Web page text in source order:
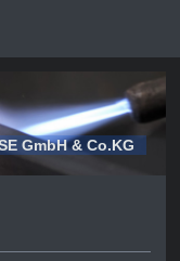
GmbH & Co.KG